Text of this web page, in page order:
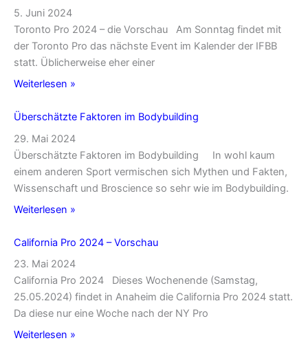
5. Juni 2024
Toronto Pro 2024 – die Vorschau Am Sonntag findet mit
der Toronto Pro das nächste Event im Kalender der IFBB
statt. Üblicherweise eher einer
Weiterlesen »
Überschätzte Faktoren im Bodybuilding
29. Mai 2024
Überschätzte Faktoren im Bodybuilding In wohl kaum
einem anderen Sport vermischen sich Mythen und Fakten,
Wissenschaft und Broscience so sehr wie im Bodybuilding.
Weiterlesen »
California Pro 2024 – Vorschau
23. Mai 2024
California Pro 2024 Dieses Wochenende (Samstag,
25.05.2024) findet in Anaheim die California Pro 2024 statt.
Da diese nur eine Woche nach der NY Pro
Weiterlesen »